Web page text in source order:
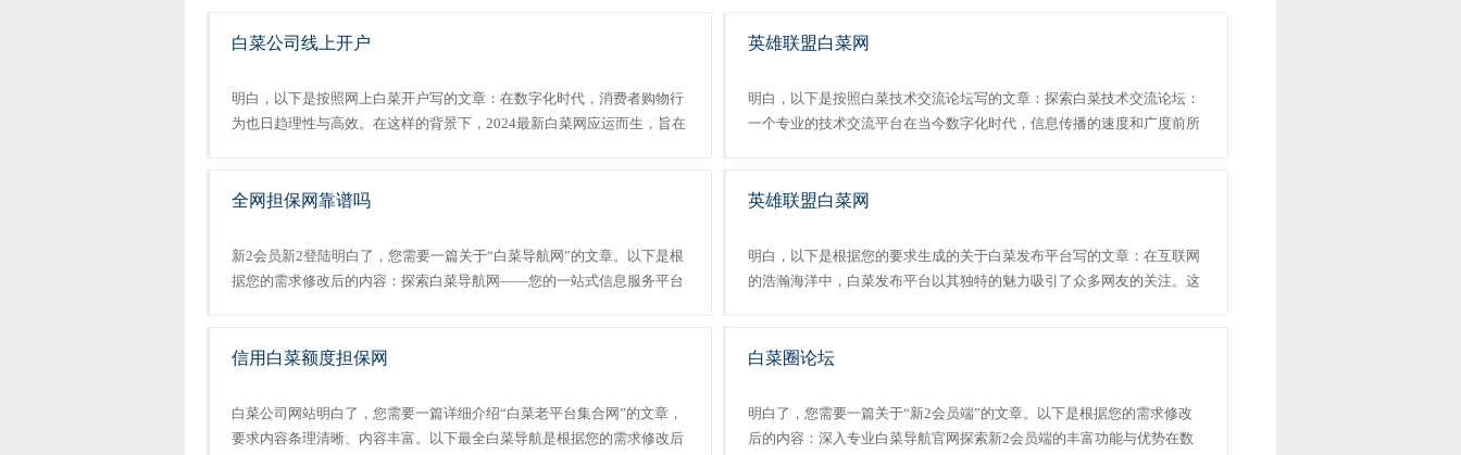
白菜公司线上开户
明白，以下是按照网上白菜开户写的文章：在数字化时代，消费者购物行
为也日趋理性与高效。在这样的背景下，2024最新白菜网应运而生，旨在
英雄联盟白菜网
明白，以下是按照白菜技术交流论坛写的文章：探索白菜技术交流论坛：
一个专业的技术交流平台在当今数字化时代，信息传播的速度和广度前所
全网担保网靠谱吗
新2会员新2登陆明白了，您需要一篇关于“白菜导航网”的文章。以下是根
据您的需求修改后的内容：探索白菜导航网——您的一站式信息服务平台
英雄联盟白菜网
明白，以下是根据您的要求生成的关于白菜发布平台写的文章：在互联网
的浩瀚海洋中，白菜发布平台以其独特的魅力吸引了众多网友的关注。这
信用白菜额度担保网
白菜公司网站明白了，您需要一篇详细介绍“白菜老平台集合网”的文章，
要求内容条理清晰、内容丰富。以下最全白菜导航是根据您的需求修改后
白菜圈论坛
明白了，您需要一篇关于“新2会员端”的文章。以下是根据您的需求修改
后的内容：深入专业白菜导航官网探索新2会员端的丰富功能与优势在数